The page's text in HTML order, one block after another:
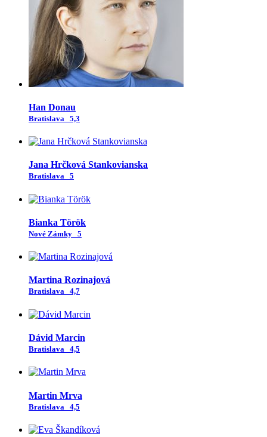
Han Donau
Bratislava 5,3
Jana Hrčková Stankovianska
Bratislava 5
Bianka Török
Nové Zámky 5
Martina Rozinajová
Bratislava 4,7
Dávid Marcin
Bratislava 4,5
Martin Mrva
Bratislava 4,5